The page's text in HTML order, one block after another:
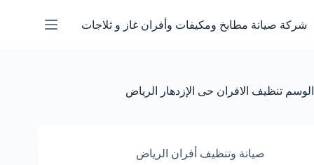
إلى
المحتوى
شركة صيانة مطابخ ومكيفات وأفران غاز و ثلاجات
الوسم تنظيف الافران حى الإزدهار الرياض
صيانة وتنظيف أفران الرياض